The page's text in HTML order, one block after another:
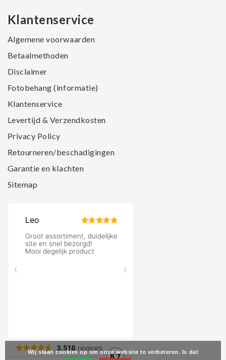
Klantenservice
Algemene voorwaarden
Betaalmethoden
Disclaimer
Fotobehang (informatie)
Klantenservice
Levertijd & Verzendkosten
Privacy Policy
Retourneren/beschadigingen
Garantie en klachten
Sitemap
Wij slaan cookies op om onze website te verbeteren. Is dat